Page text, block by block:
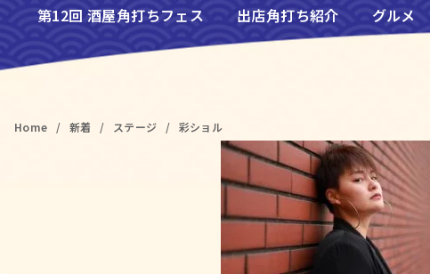
第12回 酒屋角打ちフェス 出店角打ち紹介 グルメ
Home 新着 ステージ 彩ショル